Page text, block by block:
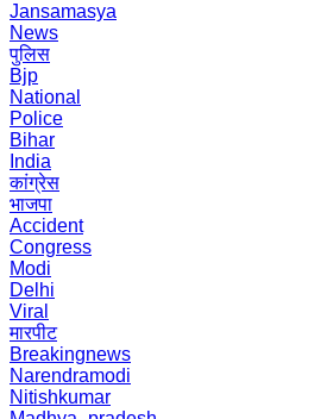
Jansamasya
News
पुलिस
Bjp
National
Police
Bihar
India
कांग्रेस
भाजपा
Accident
Congress
Modi
Delhi
Viral
मारपीट
Breakingnews
Narendramodi
Nitishkumar